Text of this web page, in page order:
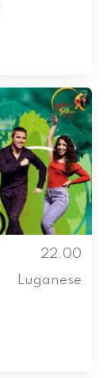
22.00
Luganese